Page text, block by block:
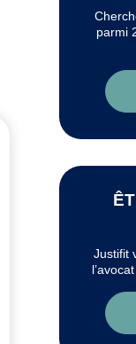
parmi
Justifit